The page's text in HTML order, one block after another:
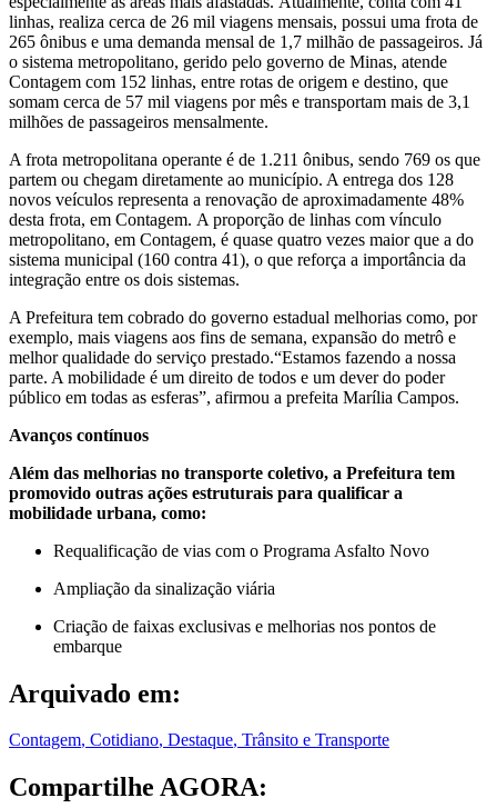
linhas, realiza cerca de 26 mil viagens mensais, possui uma frota de
265 ônibus e uma demanda mensal de 1,7 milhão de passageiros. Já
o sistema metropolitano, gerido pelo governo de Minas, atende
Contagem com 152 linhas, entre rotas de origem e destino, que
somam cerca de 57 mil viagens por mês e transportam mais de 3,1
milhões de passageiros mensalmente.
A frota metropolitana operante é de 1.211 ônibus, sendo 769 os que
partem ou chegam diretamente ao município. A entrega dos 128
novos veículos representa a renovação de aproximadamente 48%
desta frota, em Contagem. A proporção de linhas com vínculo
metropolitano, em Contagem, é quase quatro vezes maior que a do
sistema municipal (160 contra 41), o que reforça a importância da
integração entre os dois sistemas.
A Prefeitura tem cobrado do governo estadual melhorias como, por
exemplo, mais viagens aos fins de semana, expansão do metrô e
melhor qualidade do serviço prestado.“Estamos fazendo a nossa
parte. A mobilidade é um direito de todos e um dever do poder
público em todas as esferas”, afirmou a prefeita Marília Campos.
Avanços contínuos
Além das melhorias no transporte coletivo, a Prefeitura tem
promovido outras ações estruturais para qualificar a
mobilidade urbana, como:
Requalificação de vias com o Programa Asfalto Novo
Ampliação da sinalização viária
Criação de faixas exclusivas e melhorias nos pontos de
embarque
Arquivado em:
Contagem, Cotidiano, Destaque, Trânsito e Transporte
Compartilhe AGORA: